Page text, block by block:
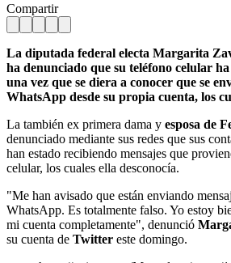
Compartir
La diputada federal electa Margarita
ha denunciado que su teléfono celular
una vez que se diera a conocer que se
WhatsApp desde su propia cuenta, los
La también ex primera dama y esposa de
denunciado mediante sus redes que sus
han estado recibiendo mensajes que
celular, los cuales ella desconocía.
"Me han avisado que están enviando
WhatsApp. Es totalmente falso. Yo estoy
mi cuenta completamente", denunció
su cuenta de Twitter este domingo.